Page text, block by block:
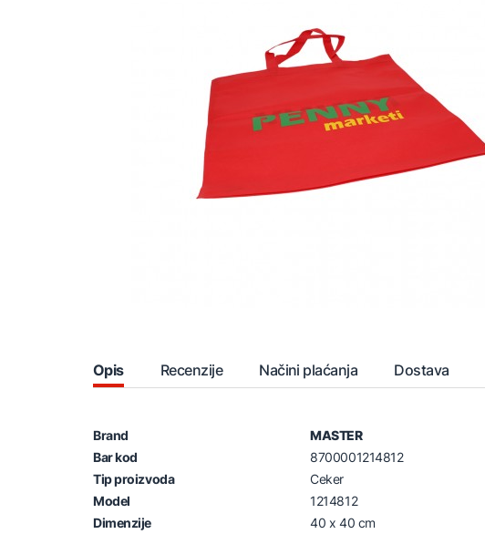
Opis Recenzije Načini plaćanja Dostava
Brand
MASTER
Bar kod
8700001214812
Tip proizvoda
Ceker
Model
1214812
Dimenzije
40 x 40 cm